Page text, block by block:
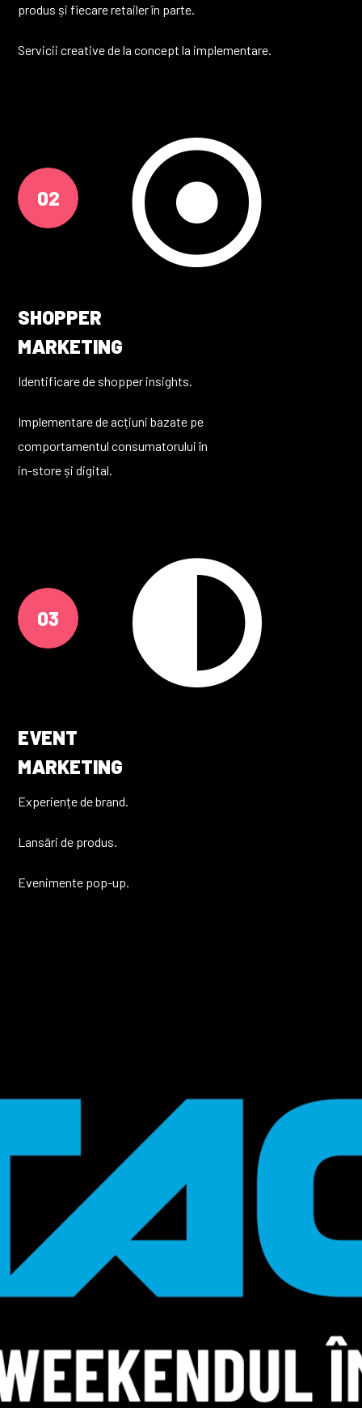
produs și fiecare retailer în parte.
Servicii creative de la concept la implementare.
02
SHOPPER
MARKETING
Identificare de shopper insights.
Implementare de acțiuni bazate pe
comportamentul consumatorului în
in-store și digital.
03
EVENT
MARKETING
Experiențe de brand.
Lansări de produs.
Evenimente pop-up.